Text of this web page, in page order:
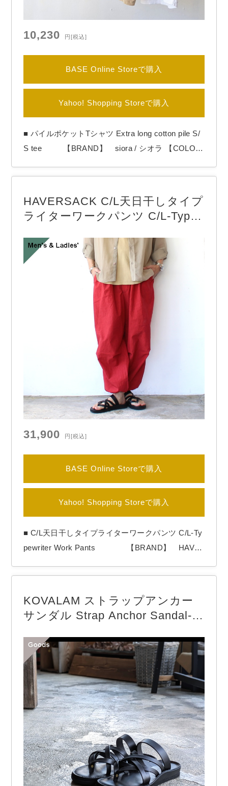
10,230 円[税込]
BASE Online Storeで購入
Yahoo! Shopping Storeで購入
■ パイルポケットTシャツ Extra long cotton pile S/
S tee 【BRAND】 siora / シオラ 【COLO
a long cotton pile S/S tee」 薄手でありながらハリ
の表面（ループ）が細か…
HAVERSACK C/L天日干しタイプ
ライターワークパンツ C/L-Type
31,900 円[税込]
BASE Online Storeで購入
Yahoo! Shopping Storeで購入
■ C/L天日干しタイプライターワークパンツ C/L-Ty
pewriter Work Pants 【BRAND】 HAVE
SACKより「C/L-Typewriter Work Pants」 オリ
ったボトム。 天日干しならではのムラ感…
KOVALAM ストラップアンカー
サンダル Strap Anchor Sandal-W